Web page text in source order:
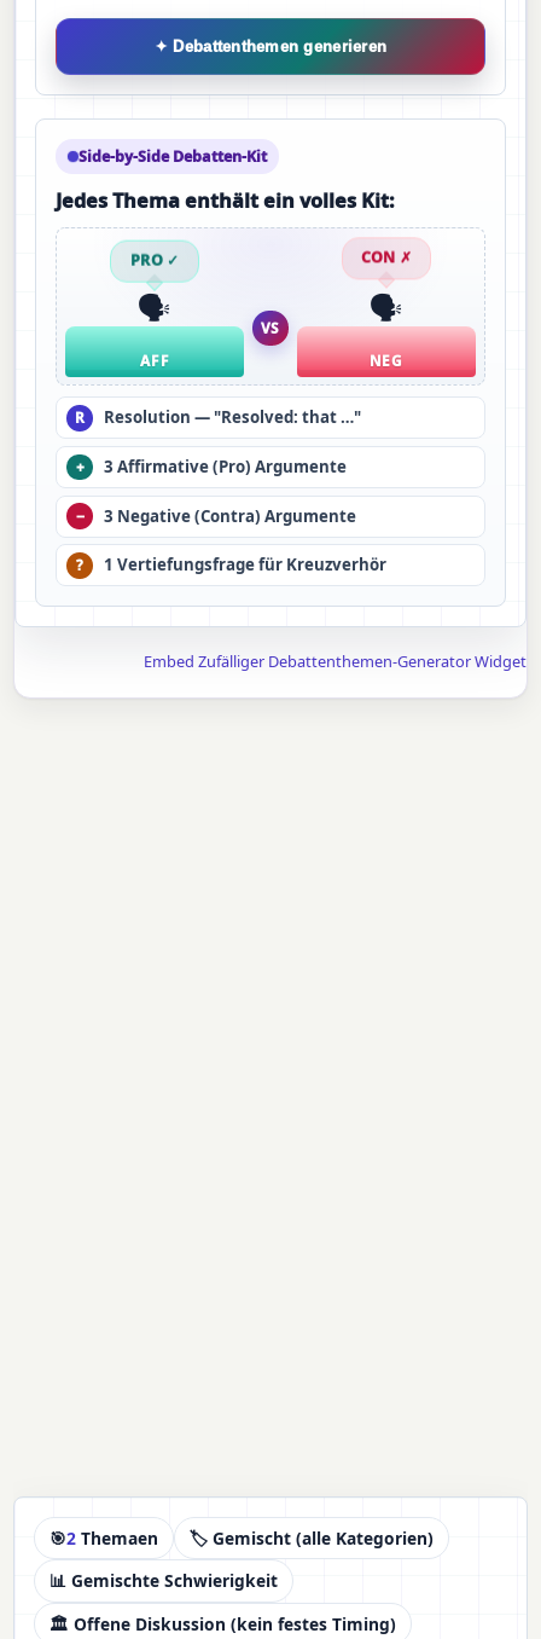
✦ Debattenthemen generieren
Side-by-Side Debatten-Kit
Jedes Thema enthält ein volles Kit:
PRO ✓
🗣️
AFF
VS
CON ✗
🗣️
NEG
R Resolution — "Resolved: that …"
+ 3 Affirmative (Pro) Argumente
− 3 Negative (Contra) Argumente
? 1 Vertiefungsfrage für Kreuzverhör
Embed Zufälliger Debattenthemen-Generator Widget
🎯2 Themaen
🏷️ Gemischt (alle Kategorien)
📊 Gemischte Schwierigkeit
🏛️ Offene Diskussion (kein festes Timing)